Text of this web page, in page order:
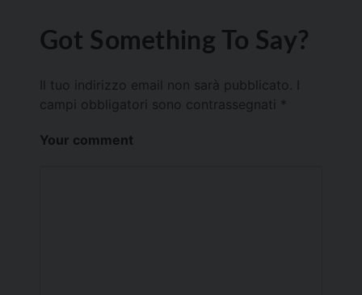
Got Something To Say?
Il tuo indirizzo email non sarà pubblicato.
campi obbligatori sono contrassegnati *
Your comment